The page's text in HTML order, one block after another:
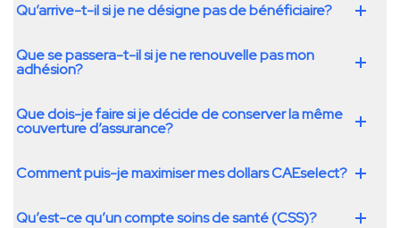
Qu’arrive-t-il si je ne désigne pas de bénéficiaire?
Que se passera-t-il si je ne renouvelle pas mon
adhésion?
Que dois-je faire si je décide de conserver la même
couverture d’assurance?
Comment puis-je maximiser mes dollars CAEselect?
Qu’est-ce qu’un compte soins de santé (CSS)?